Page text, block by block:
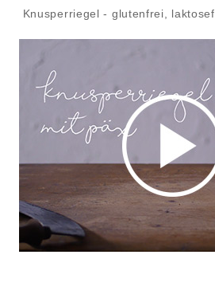
Knusperriegel - glutenfrei,